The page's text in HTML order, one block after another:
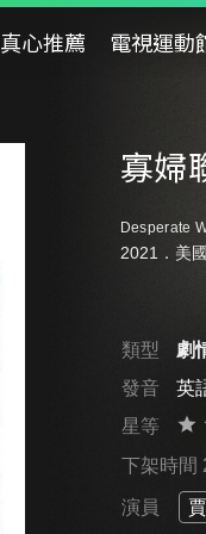
真心推薦 電視運動
寡婦
Desperate
2021．美
類型
劇
發音
英
星等
下架時間
演員